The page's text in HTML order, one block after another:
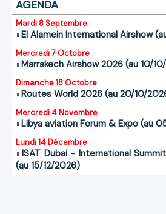
AGENDA
Mardi 8 Septembre
El Alamein International Airshow
Mercredi 7 Octobre
Marrakech Airshow 2026 (au 10/
Dimanche 18 Octobre
Routes World 2026 (au 20/10/
Mercredi 4 Novembre
Libya aviation Forum & Expo (au
Lundi 14 Décembre
ISAT Dubai - International
(au 15/12/2026)